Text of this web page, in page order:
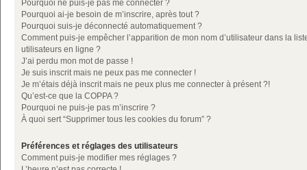
Pourquoi ne puis-je pas me connecter ?
Pourquoi ai-je besoin de m’inscrire, après tout ?
Pourquoi suis-je déconnecté automatiquement ?
Comment puis-je empêcher l’apparition de mon nom d’utilisateur dans la
utilisateurs en ligne ?
J’ai perdu mon mot de passe !
Je suis inscrit mais ne peux pas me connecter !
Je m’étais déjà inscrit mais ne peux plus me connecter à présent ?!
Qu’est-ce que la COPPA ?
Pourquoi ne puis-je pas m’inscrire ?
À quoi sert “Supprimer tous les cookies du forum” ?
Préférences et réglages des utilisateurs
Comment puis-je modifier mes réglages ?